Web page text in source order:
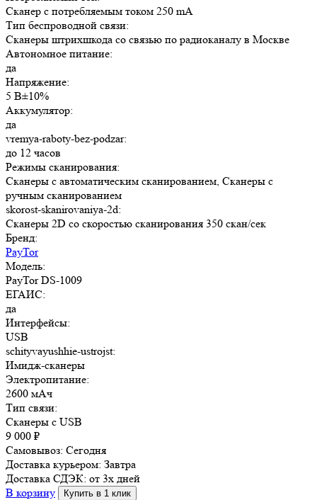
Сканер с потребляемым током 250 mA
Тип беспроводной связи:
Сканеры штрихшкода со связью по радиоканалу в Москве
Автономное питание:
да
Напряжение:
5 В±10%
Аккумулятор:
да
vremya-raboty-bez-podzar:
до 12 часов
Режимы сканирования:
Сканеры с автоматическим сканированием, Сканеры с
ручным сканированием
skorost-skanirovaniya-2d:
Сканеры 2D со скоростью сканирования 350 скан/сек
Бренд:
PayTor
Модель:
PayTor DS-1009
ЕГАИС:
да
Интерфейсы:
USB
schityvayushhie-ustrojst:
Имидж-сканеры
Электропитание:
2600 мАч
Тип связи:
Сканеры с USB
9 000 ₽
Самовывоз: Сегодня
Доставка курьером: Завтра
Доставка СДЭК: от 3х дней
В корзину
Купить в 1 клик